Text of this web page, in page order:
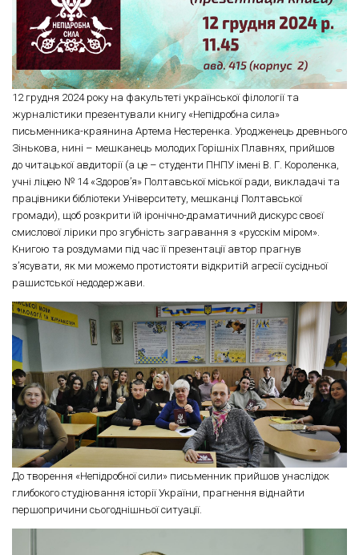
12 грудня 2024 року на факультеті української філології та
журналістики презентували книгу «Непідробна сила»
письменника-краянина Артема Нестеренка. Уродженець древнього
Зінькова, нині – мешканець молодих Горішніх Плавнях, прийшов
до читацької авдиторії (а це – студенти ПНПУ імені В. Г. Короленка,
учні ліцею № 14 «Здоров’я» Полтавської міської ради, викладачі та
працівники бібліотеки Університету, мешканці Полтавської
громади), щоб розкрити їй іронічно-драматичний дискурс своєї
смислової лірики про згубність загравання з «русскім міром».
Книгою та роздумами під час її презентації автор прагнув
з’ясувати, як ми можемо протистояти відкритій агресії сусідньої
рашистської недодержави.
До творення «Непідробної сили» письменник прийшов унаслідок
глибокого студіювання історії України, прагнення віднайти
першопричини сьогоднішньої ситуації.